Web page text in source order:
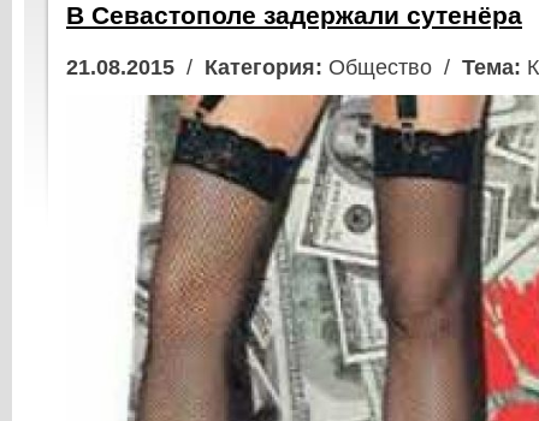
В Севастополе задержали сутенёра
21.08.2015 / Категория: Общество / Тема: